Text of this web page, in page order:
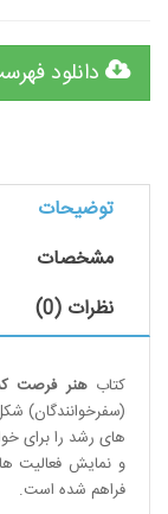
دانلود
توضیحات
مشخصات
نظرات (0)
کتاب هنر فرصت
(سفرخوانندگان)
های رشد را برای
و نمایش فعالیت
فراهم شده است.